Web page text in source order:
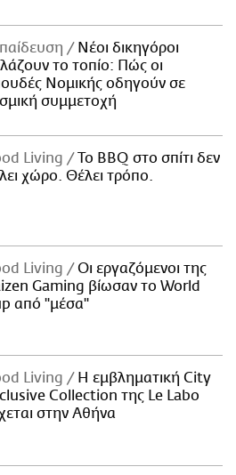
Νέοι δικηγόροι
το τοπίο: Πώς οι
Νομικής οδηγούν σε
συμμετοχή
Living
Το BBQ στο σπίτι δεν
χώρο. Θέλει τρόπο.
Living
Οι εργαζόμενοι της
Gaming βίωσαν το World
από "μέσα"
Living
Η εμβληματική City
Collection της Le Labo
στην Αθήνα